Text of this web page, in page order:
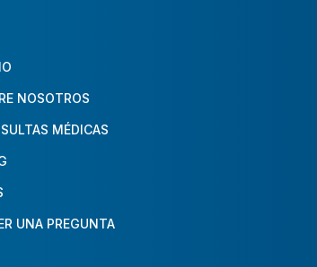
NOSOTROS
MÉDICAS
UNA PREGUNTA